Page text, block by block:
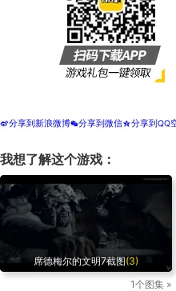
t分享到新浪微博w分享到微信z分享到QQ
我想了解这个游戏：
席德梅尔的文明7截图(3)
1个图集 »